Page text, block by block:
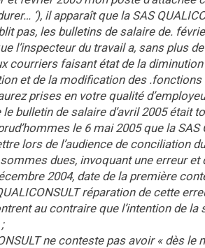
‘), il apparaît que la SAS
pas, les bulletins de salaire de.
l’inspecteur du travail a, sans plus
courriers faisant état de la
et de la modification des .fonctions
prises en votre qualité
bulletin de salaire d’avril 2005 était
le 6 mai 2005 que la
lors de l’audience de conciliation
dues, invoquant une erreur et
2004, date de la première
réparation de cette
au contraire que l’intention de
ne conteste pas avoir « dès le